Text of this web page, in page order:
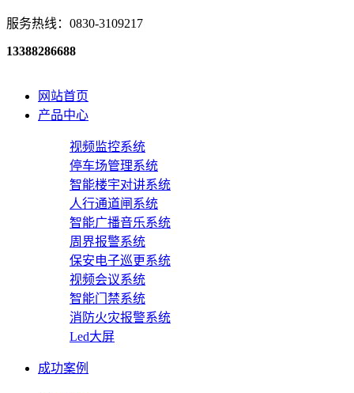
服务热线：0830-3109217
13388286688
网站首页
产品中心
视频监控系统
停车场管理系统
智能楼宇对讲系统
人行通道闸系统
智能广播音乐系统
周界报警系统
保安电子巡更系统
视频会议系统
智能门禁系统
消防火灾报警系统
Led大屏
成功案例